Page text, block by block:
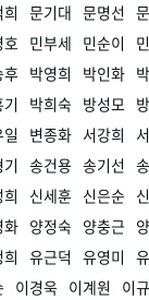
문기대 문명선
호 민부세 민순이
후 박영희 박인화
박희숙 방성모
변종화 서강희
송건용 송기선
신세훈 신은순
화 양정숙 양충근
유근덕 유영미
이경욱 이계원 이